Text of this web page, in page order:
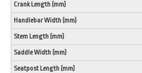
Crank Length (mm)
Handlebar Width (mm)
Stem Length (mm)
Saddle Width (mm)
Seatpost Length (mm)